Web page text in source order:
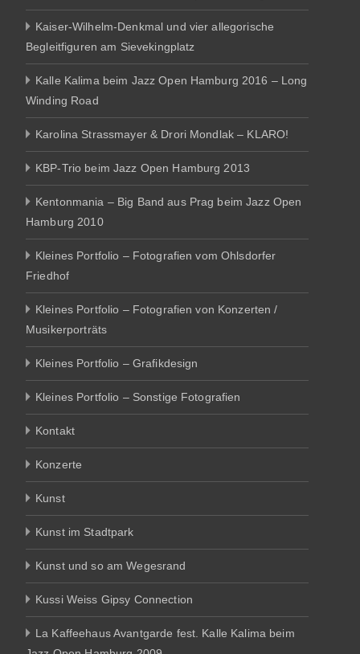
Kaiser-Wilhelm-Denkmal und vier allegorische
Begleitfiguren am Sievekingplatz
Kalle Kalima beim Jazz Open Hamburg 2016 – Long
Winding Road
Karolina Strassmayer & Drori Mondlak – KLARO!
KBP-Trio beim Jazz Open Hamburg 2013
Kentonmania – Big Band aus Prag beim Jazz Open
Hamburg 2010
Kleines Portfolio – Fotografien vom Ohlsdorfer
Friedhof
Kleines Portfolio – Fotografien von Konzerten /
Musikerporträts
Kleines Portfolio – Grafikdesign
Kleines Portfolio – Sonstige Fotografien
Kontakt
Konzerte
Kunst
Kunst im Stadtpark
Kunst und so am Wegesrand
Kussi Weiss Gipsy Connection
La Kaffeehaus Avantgarde fest. Kalle Kalima beim